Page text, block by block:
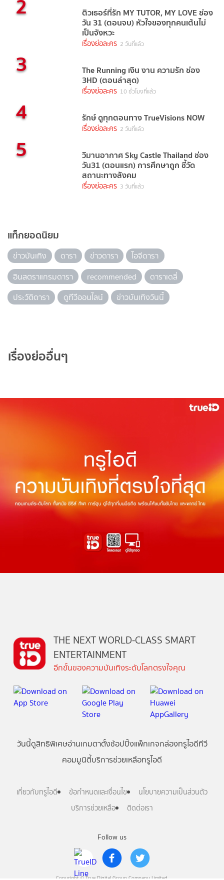
ติวเธอร์ที่รัก MY TUTOR, MY LOVE ช่อง
วัน 31 (ตอนจบ) หัวใจของทุกคนเต้นไม่
เป็นจังหวะ
เรื่องย่อละคร 2 วันที่แล้ว
3 The Running เงิน งาน ความรัก ช่อง
3HD (ตอนล่าสุด)
เรื่องย่อละคร 10 ชั่วโมงที่แล้ว
4 รักษ์ ดูทุกตอนทาง TrueVisions NOW
เรื่องย่อละคร 2 วันที่แล้ว
5 วิมานอากาศ Sky Castle Thailand ช่อง
วัน31 (ตอนแรก) การศึกษาถูก ชี้วัด
สถานะทางสังคม
เรื่องย่อละคร 3 วันที่แล้ว
แท็กยอดนิยม
ข่าวบันเทิง ดารา ข่าวดารา
ไอจีดารา
อินสตราแกรมดารา
recommended
ดาราเดลี่
ประวัติดารา
ดูทีวีออนไลน์ ข่าวบันเทิงวันนี้
เรื่องย่ออื่นๆ
Follow us
Copyright © True Digital Group Company Limited.
THE NEXT WORLD-CLASS SMART
ENTERTAINMENT
อีกขั้นของความบันเทิงระดับโลกตรงใจคุณ
วันนี้ดูสิทธิพิเศษอ่านเกมตาตั้งช้อปปิ้งแพ็กเกจกล่องทรูไอดีทีวี
คอมมูนิตี้บริการช่วยเหลือทรูไอดี
เกี่ยวกับทรูไอดี ข้อกำหนดและเงื่อนไข
นโยบายความเป็นส่วนตัว
บริการช่วยเหลือ
ติดต่อเรา